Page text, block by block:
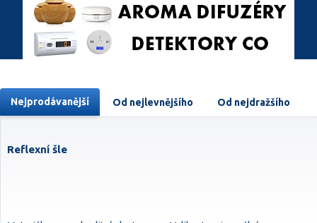
Nejprodávanější Od nejlevnějšího Od nejdražšího
Reflexní šle